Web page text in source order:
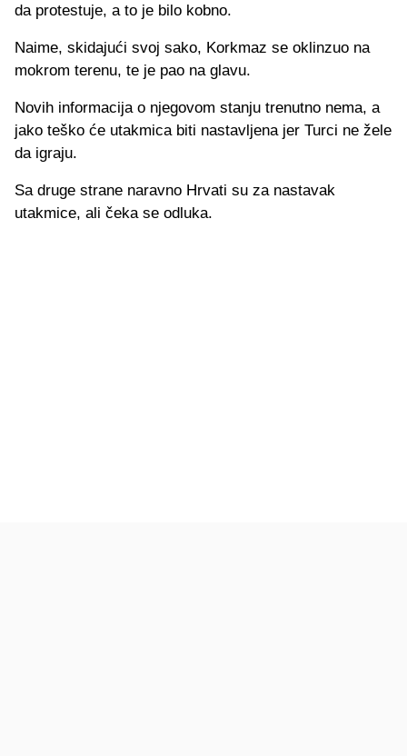
da protestuje, a to je bilo kobno.
Naime, skidajući svoj sako, Korkmaz se oklinzuo na
mokrom terenu, te je pao na glavu.
Novih informacija o njegovom stanju trenutno nema, a
jako teško će utakmica biti nastavljena jer Turci ne žele
da igraju.
Sa druge strane naravno Hrvati su za nastavak
utakmice, ali čeka se odluka.